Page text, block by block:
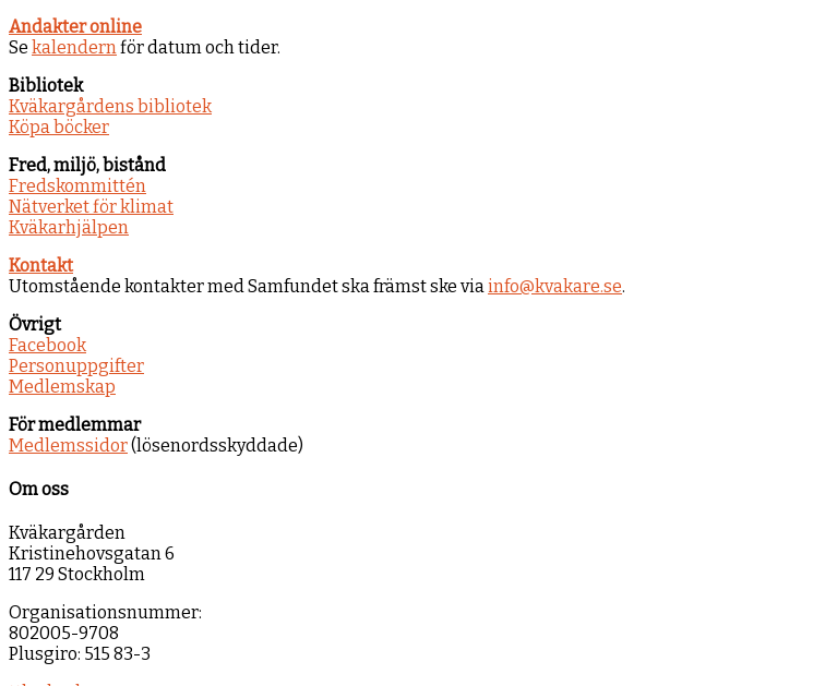
Andakter online
Se kalendernför datum och tider.
Bibliotek
Kväkargårdens bibliotek
Köpa böcker
Fred, miljö, bistånd
Fredskommittén
Nätverket för klimat
Kväkarhjälpen
Kontakt
Utomstående kontakter med Samfundet ska främst ske viainfo@kvakare.se.
Övrigt
Facebook
Personuppgifter
Medlemskap
För medlemmar
Medlemssidor(lösenordsskyddade)
Om oss
Kväkargården
Kristinehovsgatan 6
117 29 Stockholm
Organisationsnummer:
802005-9708
Plusgiro: 515 83-3